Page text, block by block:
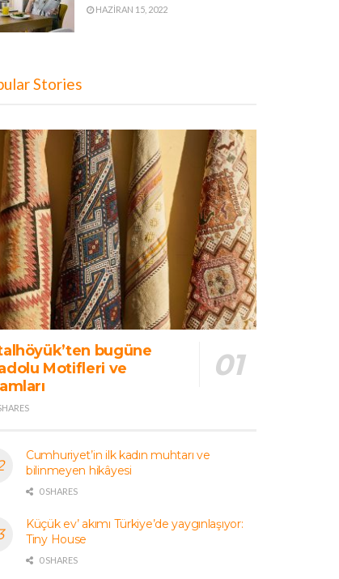
HAZIRAN 15, 2022
Stories
bugüne
Motifleri ve
Cumhuriyet’in ilk kadın muhtarı ve
bilinmeyen hikâyesi
0 SHARES
Küçük ev’ akımı Türkiye’de yaygınlaşıyor:
Tiny House
0 SHARES